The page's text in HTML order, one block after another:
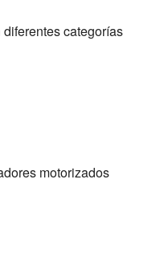
categorías
motorizados